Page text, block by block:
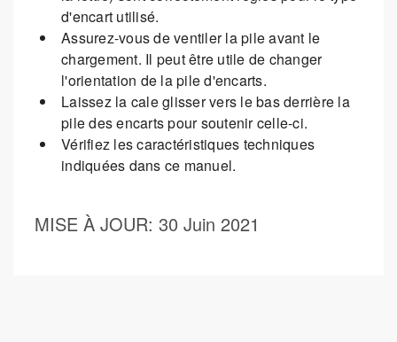
d'encart utilisé.
Assurez-vous de ventiler la pile avant le
chargement. Il peut être utile de changer
l'orientation de la pile d'encarts.
Laissez la cale glisser vers le bas derrière la
pile des encarts pour soutenir celle-ci.
Vérifiez les caractéristiques techniques
indiquées dans ce manuel.
MISE À JOUR: 30 Juin 2021